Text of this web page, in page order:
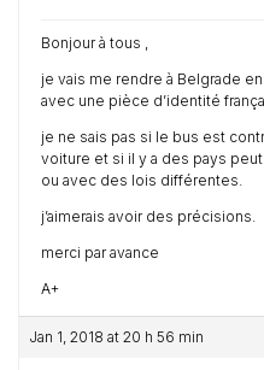
Bonjour à tous ,
je vais me rendre à Belgrade
avec une pièce d’identité
je ne sais pas si le bus est
voiture et si il y a des pays
ou avec des lois différentes.
j’aimerais avoir des précisions.
merci par avance
A+
Jan 1, 2018 at 20 h 56 min